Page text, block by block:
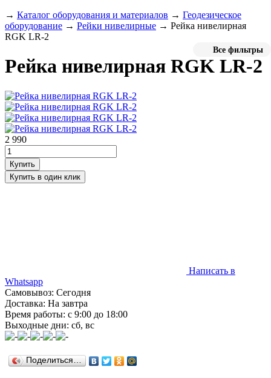
→ Каталог оборудования и материалов → Геодезическое
оборудование → Рейки нивелирные → Рейка нивелирная
RGK LR-2
Все фильтры
Рейка нивелирная RGK LR-2
2 990
Написать в
Whatsapp
Самовывоз: Сегодня
Доставка: На завтра
Время работы: с 9:00 до 18:00
Выходные дни: сб, вс
Поделиться…